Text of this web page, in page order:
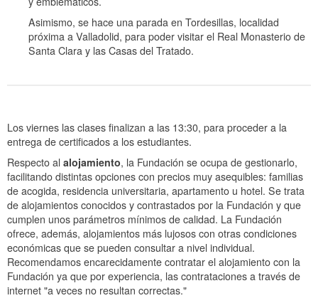
Asimismo, se hace una parada en Tordesillas, localidad
próxima a Valladolid, para poder visitar el Real Monasterio de
Santa Clara y las Casas del Tratado.
Los viernes las clases finalizan a las 13:30, para proceder a la
entrega de certificados a los estudiantes.
Respecto al alojamiento, la Fundación se ocupa de gestionarlo,
facilitando distintas opciones con precios muy asequibles: familias
de acogida, residencia universitaria, apartamento u hotel. Se trata
de alojamientos conocidos y contrastados por la Fundación y que
cumplen unos parámetros mínimos de calidad. La Fundación
ofrece, además, alojamientos más lujosos con otras condiciones
económicas que se pueden consultar a nivel individual.
Recomendamos encarecidamente contratar el alojamiento con la
Fundación ya que por experiencia, las contrataciones a través de
internet "a veces no resultan correctas."